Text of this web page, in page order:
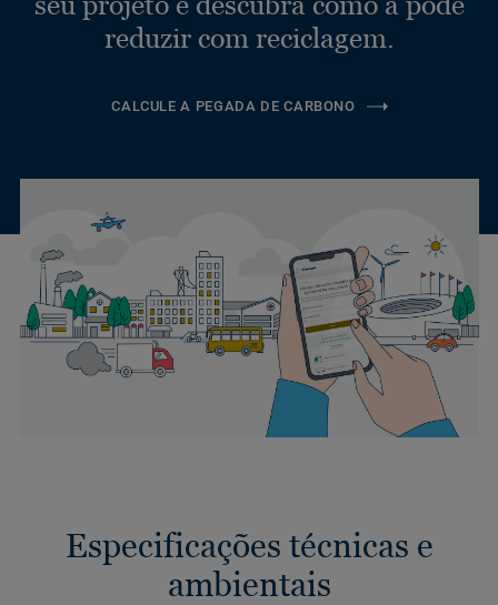
reduzir com reciclagem.
CALCULE A PEGADA DE CARBONO
Especificações técnicas e
ambientais